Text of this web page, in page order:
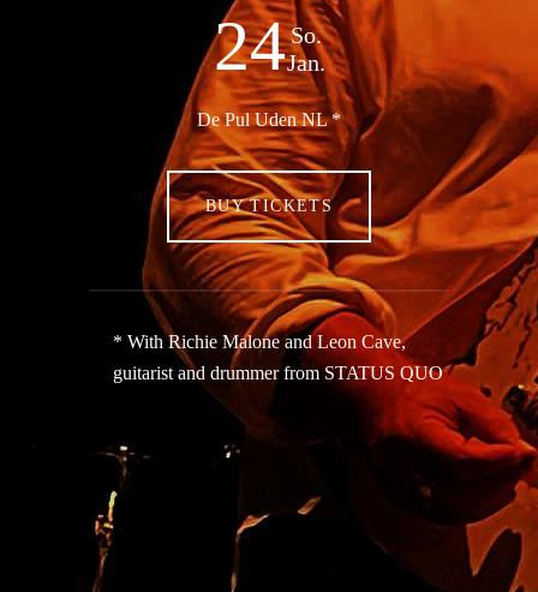
24So.
Jan.
De Pul Uden NL *
BUY TICKETS
* With Richie Malone and Leon Cave,
guitarist and drummer from STATUS QUO